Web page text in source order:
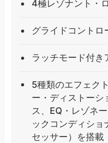
4極レゾナント・
グライドコントロ
ラッチモード付き
5種類のエフェク
ー・ディストーシ
ス、EQ・レゾネ
ックコンディショ
セッサー）を搭載